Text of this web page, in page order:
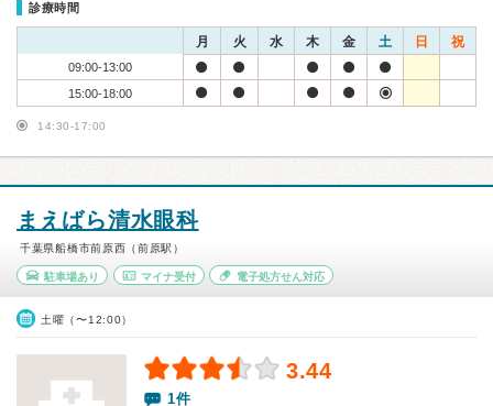
診療時間
月 火 水 木 金 土 日 祝
09:00-13:00
15:00-18:00
14:30-17:00
まえばら清水眼科
千葉県船橋市前原西（前原駅）
駐車場あり マイナ受付 電子処方せん対応
土曜（〜12:00）
3.44
1件